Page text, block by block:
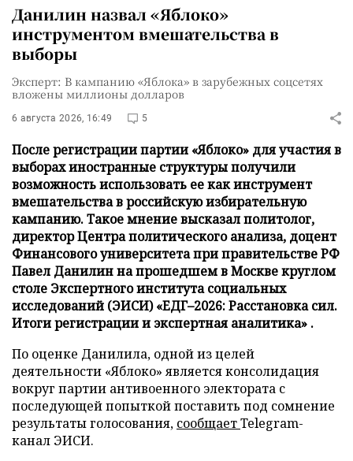
Данилин назвал «Яблоко»
инструментом вмешательства в
выборы
Эксперт: В кампанию «Яблока» в зарубежных соцсетях
вложены миллионы долларов
6 августа 2026, 16:49 5
После регистрации партии «Яблоко» для участия в
выборах иностранные структуры получили
возможность использовать ее как инструмент
вмешательства в российскую избирательную
кампанию. Такое мнение высказал политолог,
директор Центра политического анализа, доцент
Финансового университета при правительстве РФ
Павел Данилин на прошедшем в Москве круглом
столе Экспертного института социальных
исследований (ЭИСИ) «ЕДГ–2026: Расстановка сил.
Итоги регистрации и экспертная аналитика» .
По оценке Данилила, одной из целей
деятельности «Яблоко» является консолидация
вокруг партии антивоенного электората с
последующей попыткой поставить под сомнение
результаты голосования, сообщаетTelegram-
канал ЭИСИ.